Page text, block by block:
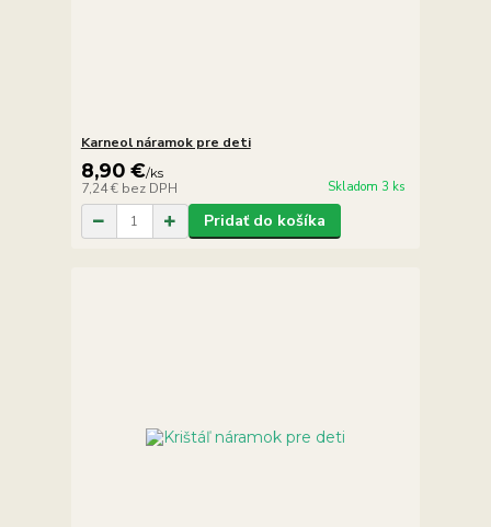
Karneol náramok pre deti
8,90 €/ks
7,24 € bez DPH Skladom 3 ks
Pridať do košíka